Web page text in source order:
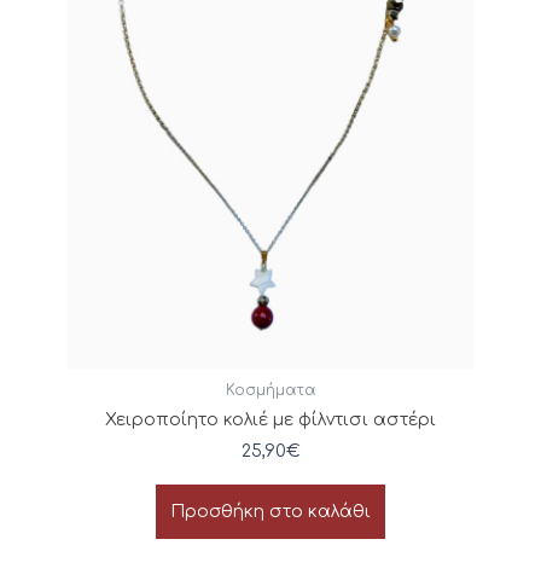
Κοσμήματα
Χειροποίητο κολιέ με φίλντισι αστέρι
25,90€
Προσθήκη στο καλάθι